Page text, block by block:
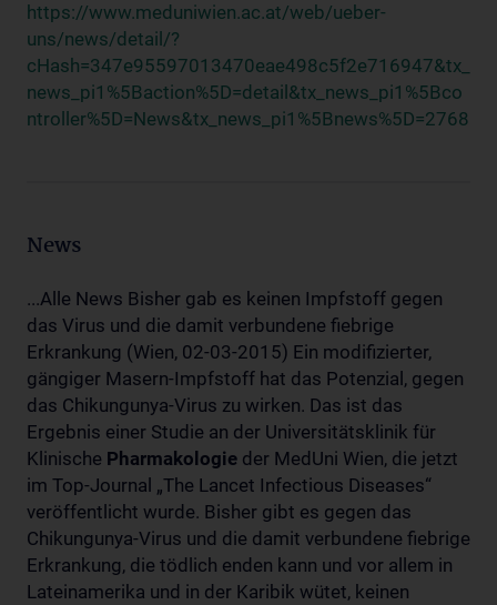
https://www.meduniwien.ac.at/web/ueber-
uns/news/detail/?
cHash=347e95597013470eae498c5f2e716947&tx_
news_pi1%5Baction%5D=detail&tx_news_pi1%5Bco
ntroller%5D=News&tx_news_pi1%5Bnews%5D=2768
News
...Alle News Bisher gab es keinen Impfstoff gegen
das Virus und die damit verbundene fiebrige
Erkrankung (Wien, 02-03-2015) Ein modifizierter,
gängiger Masern-Impfstoff hat das Potenzial, gegen
das Chikungunya-Virus zu wirken. Das ist das
Ergebnis einer Studie an der Universitätsklinik für
Klinische Pharmakologie der MedUni Wien, die jetzt
im Top-Journal „The Lancet Infectious Diseases“
veröffentlicht wurde. Bisher gibt es gegen das
Chikungunya-Virus und die damit verbundene fiebrige
Erkrankung, die tödlich enden kann und vor allem in
Lateinamerika und in der Karibik wütet, keinen